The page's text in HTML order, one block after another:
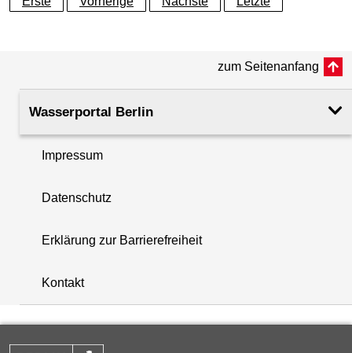
+
−
zum Seitenanfang
Wasserportal Berlin
Impressum
Datenschutz
Erklärung zur Barrierefreiheit
Kontakt